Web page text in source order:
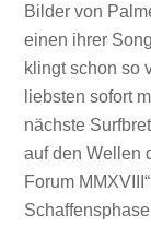
Bilder von
einen ihrer
klingt schon so
liebsten sofort
nächste
auf den Wellen
Forum